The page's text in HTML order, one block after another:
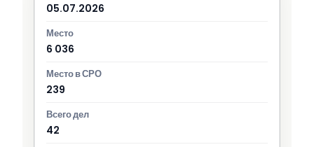
05.07.2026
6 036
239
42